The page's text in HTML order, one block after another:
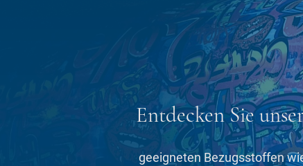
Entdecken Sie
geeigneten Bezugsstoffen